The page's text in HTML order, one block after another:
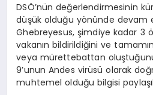
DSÖ’nün değerlendirmesinin
düşük olduğu yönünde devam
Ghebreyesus, şimdiye kadar 3
vakanın bildirildiğini ve
veya mürettebattan
9’unun Andes virüsü olarak
muhtemel olduğu bilgisi